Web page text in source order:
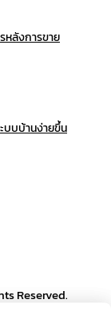
หลังการขาย
บบบ้านง่ายขึ้น
Reserved.